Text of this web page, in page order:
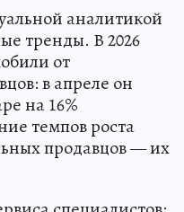
аналитикой
тренды. В 2026
от
в апреле он
на 16%
темпов роста
продавцов — их